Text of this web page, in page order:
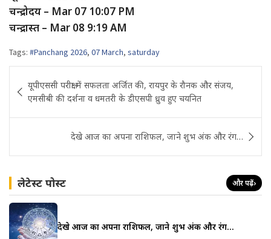
चन्द्रोदय – Mar 07 10:07 PM
चन्द्रास्त – Mar 08 9:19 AM
Tags: #Panchang 2026, 07 March, saturday
navigation
यूपीएससी परीक्षा में सफलता अर्जित की, रायपुर के रौनक और संजय,
एमसीबी की दर्शना व धमतरी के डीएसपी ध्रुव हुए चयनित
देखे आज का अपना राशिफल, जाने शुभ अंक और रंग…
लेटेस्ट पोस्ट और पढ़ें›
देखे आज का अपना राशिफल, जाने शुभ अंक और रंग…